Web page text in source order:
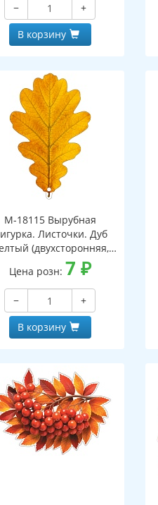
−
+
В корзину
М-18115 Вырубная
Листочки. Дуб
(двухсторонняя,
ВД-лак)
Цена розн: 7 ₽
−
+
В корзину